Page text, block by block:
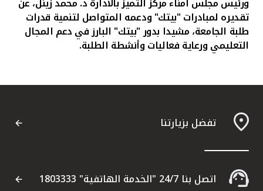
تقديره لمبادرات "بيتك" ودعمه المتواصل لتنمية قدرات
طلبة الجامعة، مشيدا بدور "بيتك" البارز في دعم المجال
التعليمي ورعاية فعاليات وأنشطة الطلبة.
تفضل بزيارتنا
اتصل بنا 24/7 "الخدمة الهاتفية" 1803333